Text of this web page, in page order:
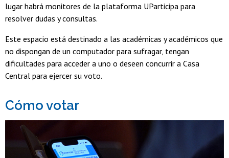
lugar habrá monitores de la plataforma UParticipa para
resolver dudas y consultas.
Este espacio está destinado a las académicas y académicos que
no dispongan de un computador para sufragar, tengan
dificultades para acceder a uno o deseen concurrir a Casa
Central para ejercer su voto.
Cómo votar